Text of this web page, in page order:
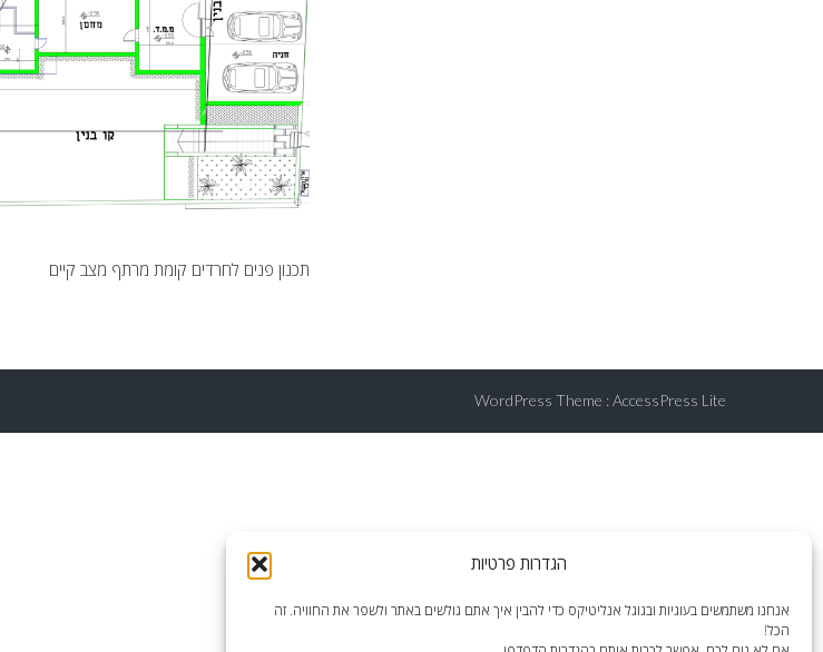
הגדרות פרטיות
אנחנו משתמשים בעוגיות ובגוגל אנליטיקס כדי להבין איך אתם גולשים באתר ולשפר את החוויה. זה
הכל!
תכנון פנים לחרדים קומת מרתף מצב קיים
WordPress Theme :AccessPress Lite